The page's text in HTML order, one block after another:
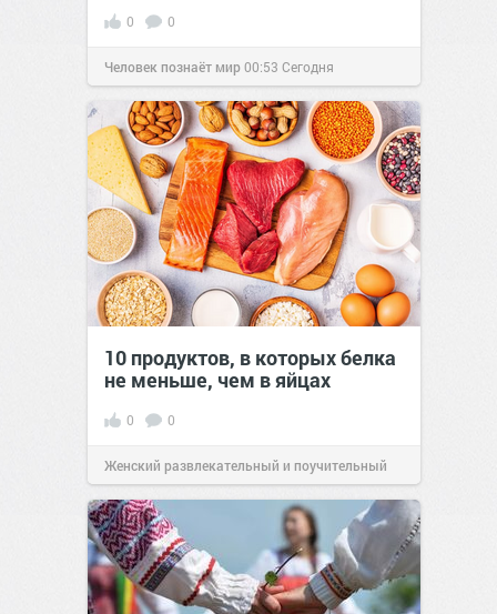
0 0
Человек познаёт мир00:53 Сегодня
10 продуктов, в которых белка
не меньше, чем в яйцах
0 0
Женский развлекательный и поучительный
сайт.23:42Вчера